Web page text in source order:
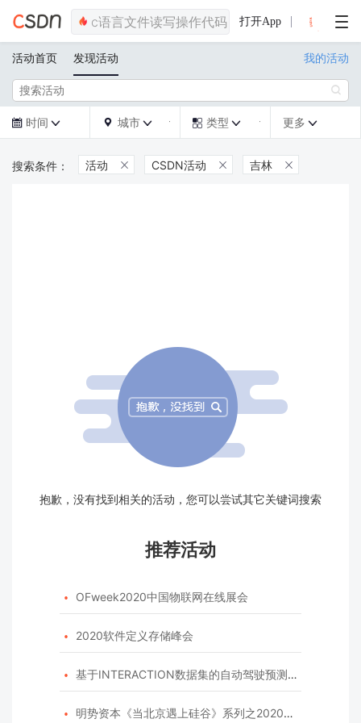
打开App
活动首页 发现活动 我的活动

 时间   城市   类型  更多 
活动  CSDN活动  吉林 
抱歉，没有找到相关的活动，您可以尝试其它关键词搜索
推荐活动
 OFweek2020中国物联网在线展会
 2020软件定义存储峰会
 基于INTERACTION数据集的自动驾驶预测模型挑战赛
 明势资本《当北京遇上硅谷》系列之2020年度开源峰会